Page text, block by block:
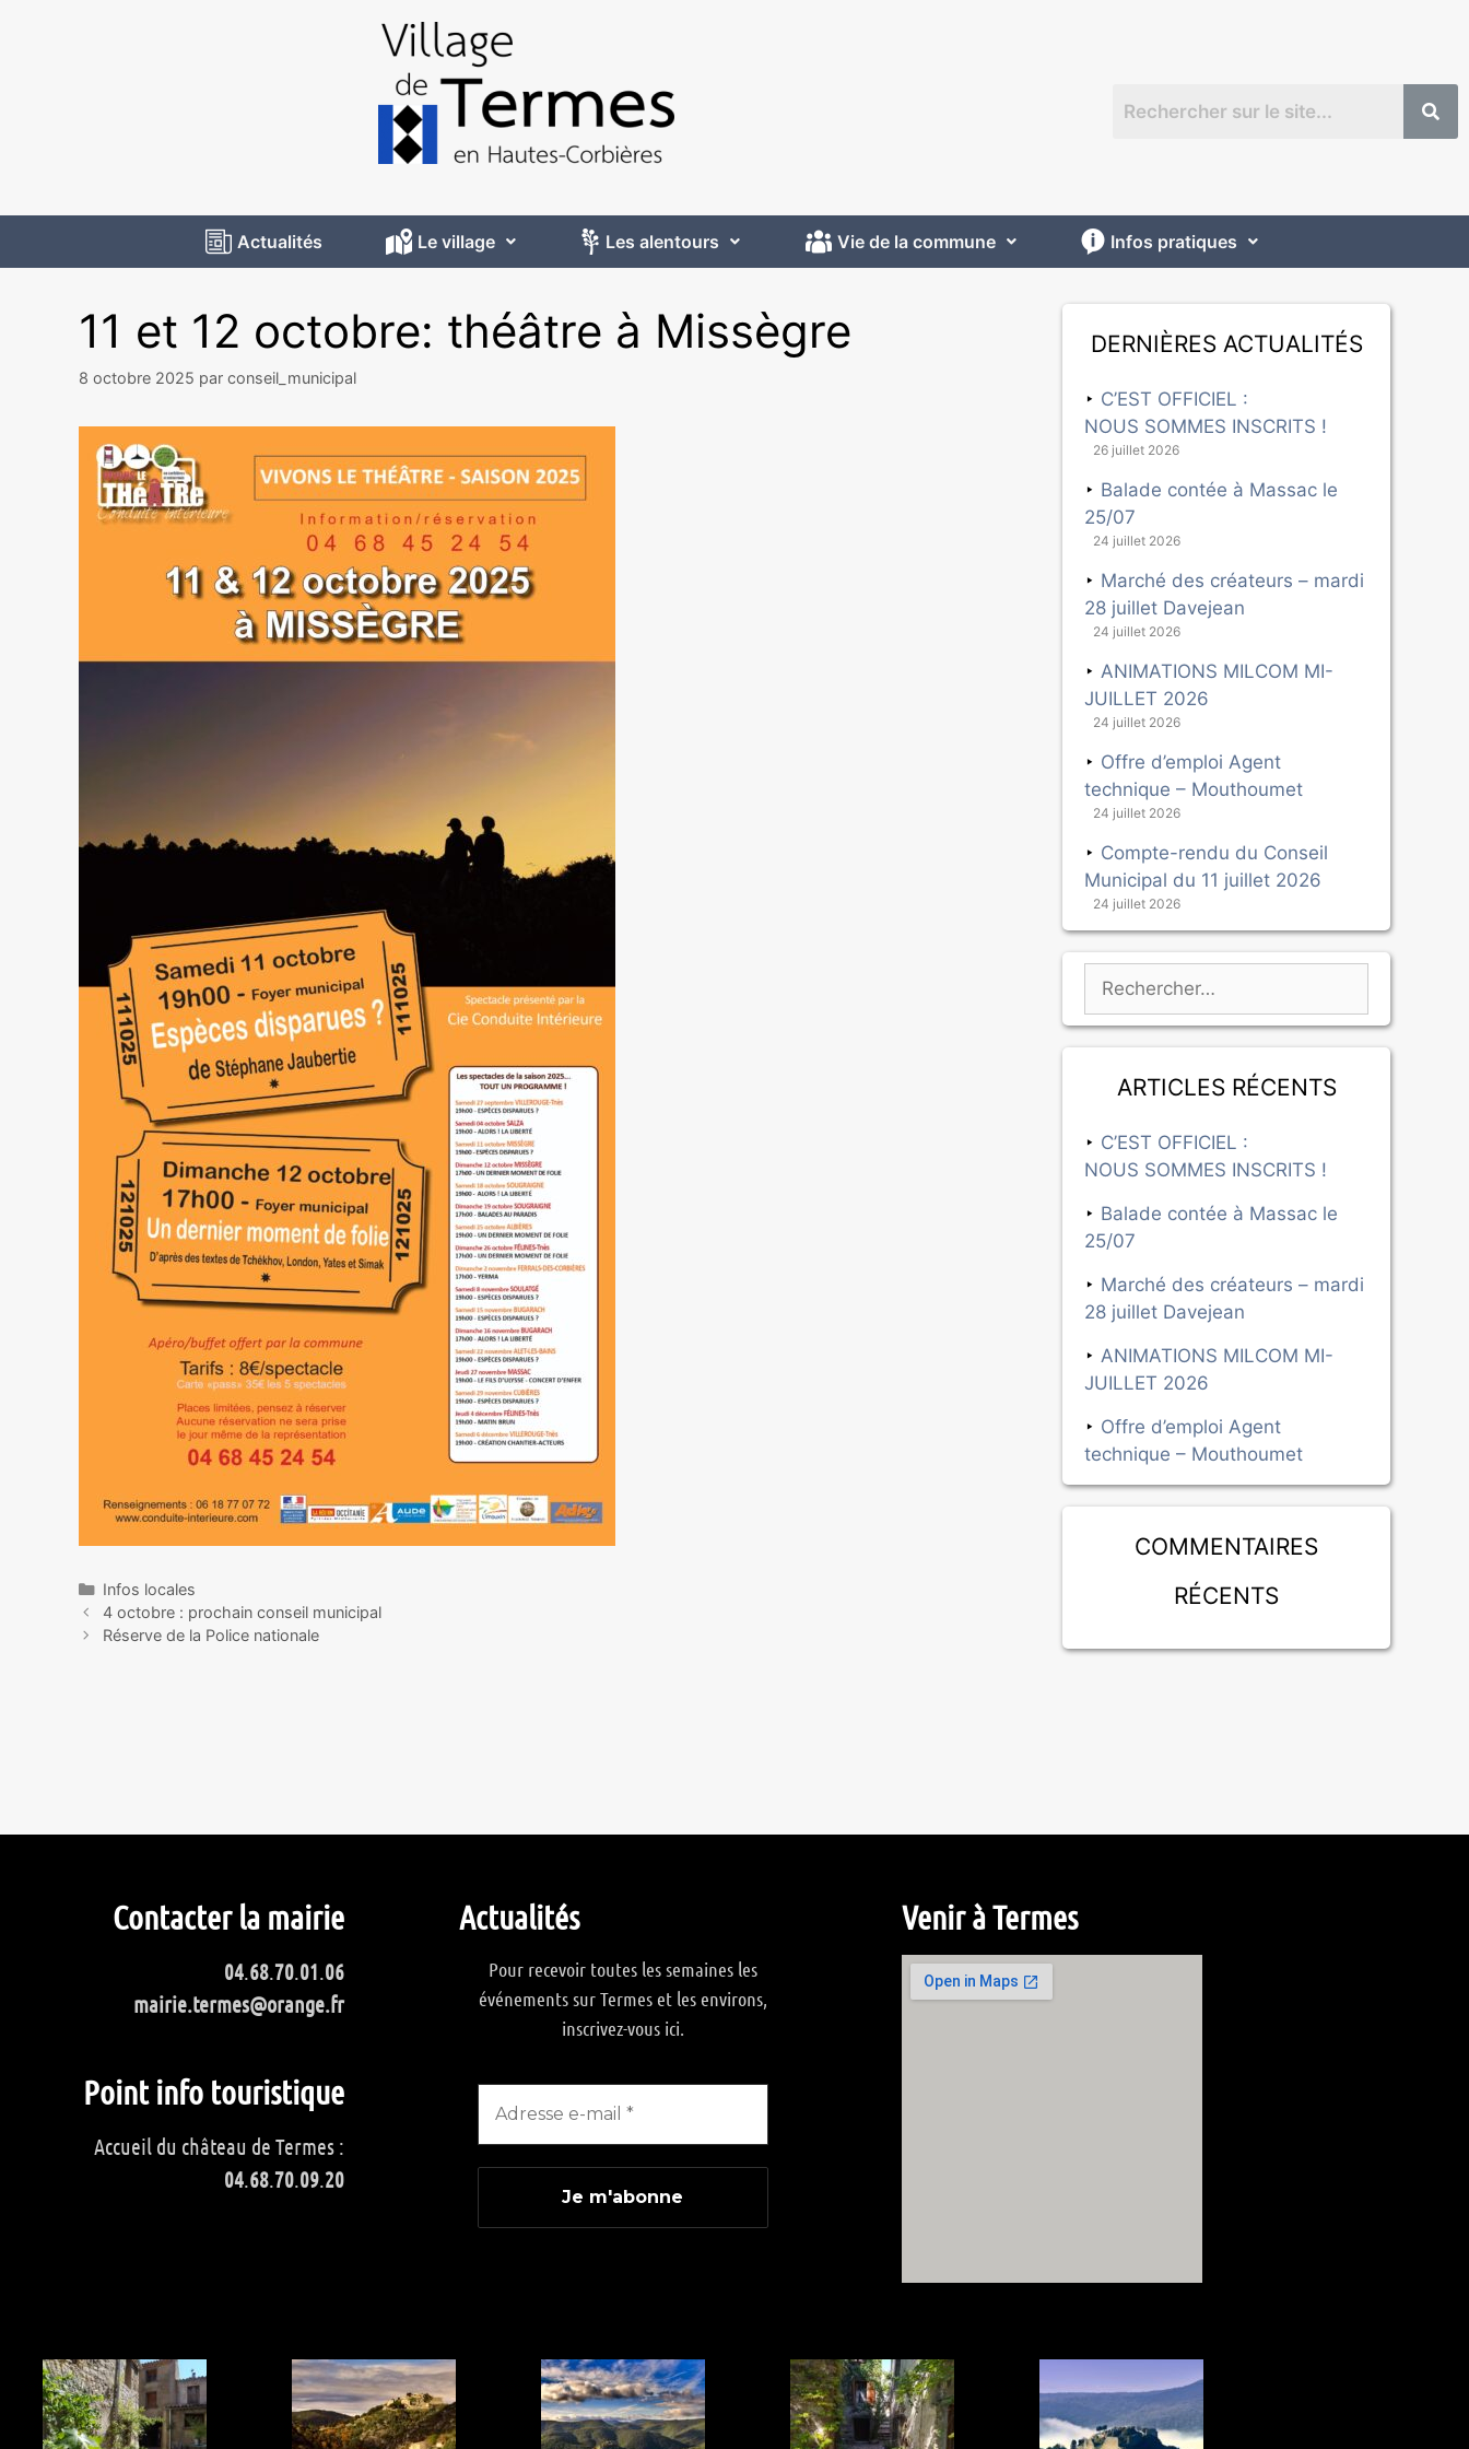
Actualités Le village Les alentours Vie de la commune Infos pratiques
11 et 12 octobre: théâtre à Missègre
8 octobre 2025 par conseil_municipal
Infos locales
4 octobre : prochain conseil municipal
Réserve de la Police nationale
Dernières actualités
C’EST OFFICIEL :
NOUS SOMMES INSCRITS !
26 juillet 2026
Balade contée à Massac le
25/07
24 juillet 2026
Marché des créateurs – mardi
28 juillet Davejean
24 juillet 2026
ANIMATIONS MILCOM MI-
JUILLET 2026
24 juillet 2026
Offre d’emploi Agent
technique – Mouthoumet
24 juillet 2026
Compte-rendu du Conseil
Municipal du 11 juillet 2026
24 juillet 2026
Articles récents
C’EST OFFICIEL :
NOUS SOMMES INSCRITS !
Balade contée à Massac le
25/07
Marché des créateurs – mardi
28 juillet Davejean
ANIMATIONS MILCOM MI-
JUILLET 2026
Offre d’emploi Agent
technique – Mouthoumet
Commentaires
récents
Contacter la mairie
04.68.70.01.06
mairie.termes@orange.fr
Point info touristique
Accueil du château de Termes :
04.68.70.09.20
Actualités
Pour recevoir toutes les semaines les
événements sur Termes et les environs,
inscrivez-vous ici.
Venir à Termes